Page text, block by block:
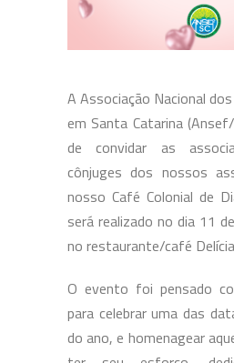
A Associação Nacional
em Santa Catarina
de convidar as
cônjuges dos nossos
nosso Café Colonial de
será realizado no dia 11
no restaurante/café
O evento foi pensado
para celebrar uma das
do ano, e homenagear